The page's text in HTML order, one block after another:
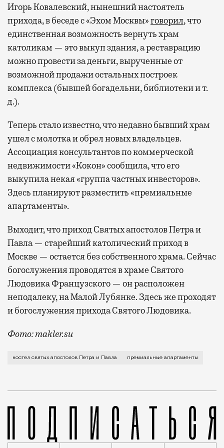
Игорь Ковалевский, нынешний настоятель
прихода, в беседе с «Эхом Москвы»говорил, что
единственная возможность вернуть храм
католикам — это выкуп здания, а реставрацию
можно провести за деньги, вырученные от
возможной продажи остальных построек
комплекса (бывшей богадельни, библиотеки и т.
д.).
Теперь стало известно, что недавно бывший храм
ушел с молотка и обрел новых владельцев.
Ассоциация консультантов по коммерческой
недвижимости «Кокон» сообщила, что его
выкупила некая «группа частных инвесторов».
Здесь планируют разместить «премиальные
апартаменты».
Выходит, что приход Святых апостолов Петра и
Павла — старейший католический приход в
Москве — остается без собственного храма. Сейчас
богослужения проводятся в храме Святого
Людовика Французского — он расположен
неподалеку, на Малой Лубянке. Здесь же проходят
и богослужения прихода Святого Людовика.
Фото: makler.su
В пустынном Милютинском переулке стоит
костел святых апостолов Петра и Павла премиальные апартаменты